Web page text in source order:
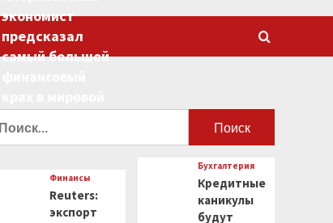
экономист
предсказал
самый большой
Финансы
Reuters:
экспорт
Бухгалтерия
Кредитные
каникулы
будут